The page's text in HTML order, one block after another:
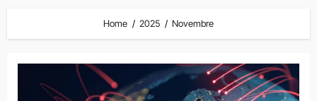
Home 2025 Novembre